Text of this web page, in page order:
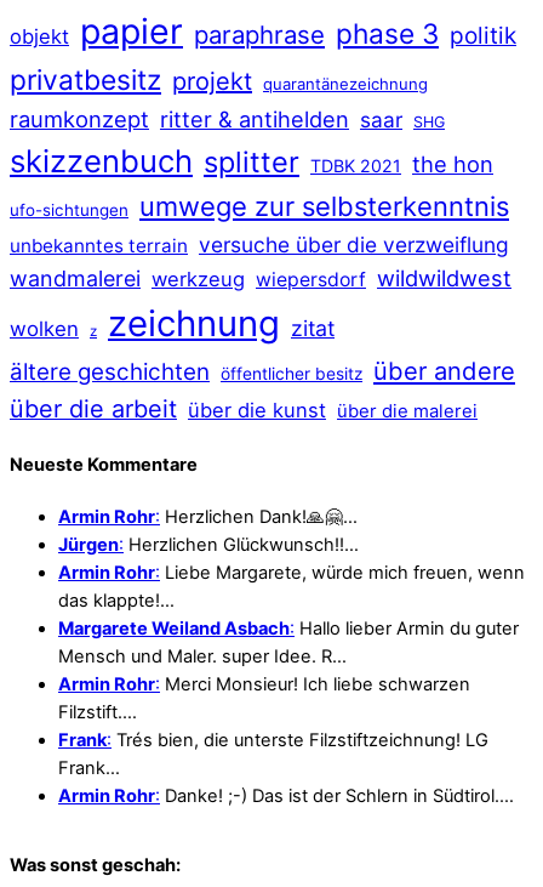
objekt papier paraphrase phase 3 politik
privatbesitz projekt quarantänezeichnung
raumkonzept ritter & antihelden saar SHG
skizzenbuch splitter TDBK 2021 the hon
ufo-sichtungen umwege zur selbsterkenntnis
unbekanntes terrain versuche über die verzweiflung
wandmalerei werkzeug wiepersdorf wildwildwest
wolken z zeichnung zitat
ältere geschichten öffentlicher besitz über andere
über die arbeit über die kunst über die malerei
Neueste Kommentare
Armin Rohr: Herzlichen Dank!🙏🤗…
Jürgen: Herzlichen Glückwunsch!!…
Armin Rohr: Liebe Margarete, würde mich freuen, wenn
das klappte!…
Margarete Weiland Asbach: Hallo lieber Armin du guter
Mensch und Maler. super Idee. R…
Armin Rohr: Merci Monsieur! Ich liebe schwarzen
Filzstift.…
Frank: Trés bien, die unterste Filzstiftzeichnung! LG
Frank…
Armin Rohr: Danke! ;-) Das ist der Schlern in Südtirol.…
Was sonst geschah: